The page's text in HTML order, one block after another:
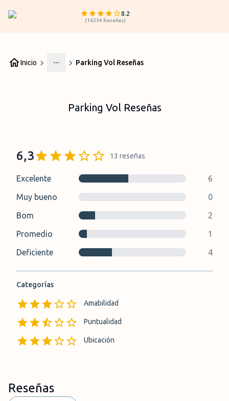
8.2
(16354 Reseñas)
Inicio
More
Parking Vol Reseñas
Parking Vol Reseñas
6,3 13 reseñas
Excelente
6
Muy bueno
0
Bom
2
Promedio
1
Deficiente
4
Categorías
Amabilidad
Puntualidad
Ubicación
Reseñas